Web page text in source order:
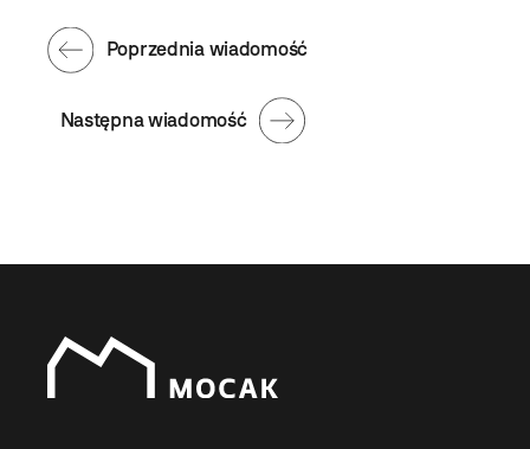
Następna wiadomość
Poprzednia wiadomość